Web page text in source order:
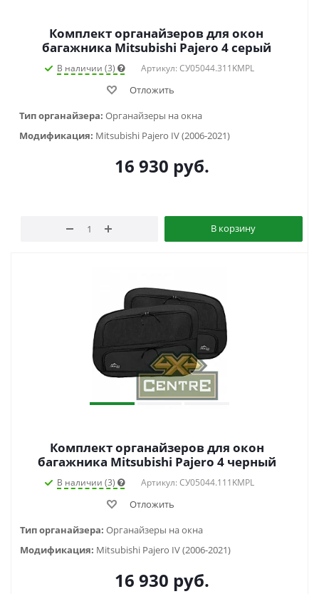
Комплект органайзеров для окон
багажника Mitsubishi Pajero 4 серый
В наличии (3) Артикул: СУ05044.311KMPL
Отложить
Тип органайзера: Органайзеры на окна
Модификация: Mitsubishi Pajero IV (2006-2021)
16 930 руб.
В корзину
Комплект органайзеров для окон
багажника Mitsubishi Pajero 4 черный
В наличии (3) Артикул: СУ05044.111KMPL
Отложить
Тип органайзера: Органайзеры на окна
Модификация: Mitsubishi Pajero IV (2006-2021)
16 930 руб.